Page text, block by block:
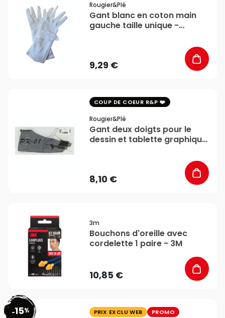
Rougier&plé
Gant blanc en coton main
gauche taille unique -
9,29 €
COUP DE COEUR R&P
Rougier&plé
Gant deux doigts pour le
dessin et tablette graphique
8,10 €
3m
Bouchons d'oreille avec
cordelette 1 paire - 3M
10,85 €
-15% PRIX EXCLU WEB PROMO